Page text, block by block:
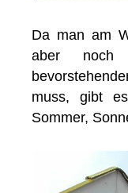
Da man am
aber
muss, gibt
Sommer,